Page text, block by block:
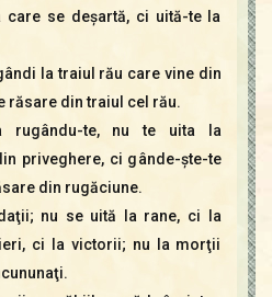
care se deşartă, ci uită-te la
la traiul rău care vine din
răsare din traiul cel rău.
rugându-te, nu te uita la
priveghere, ci gânde-şte-te
din rugăciune.
nu se uită la rane, ci la
ci la victorii; nu la morţii